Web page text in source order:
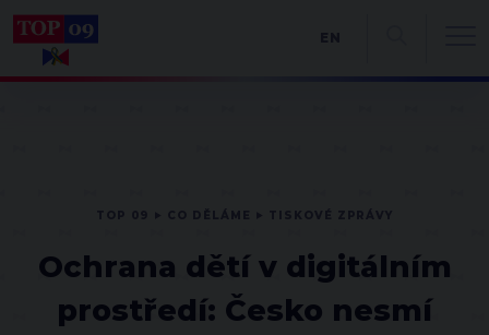
Ochrana dětí v digitálním
prostředí: Česko nesmí